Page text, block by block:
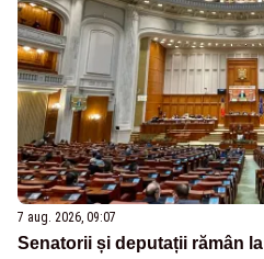
7 aug. 2026, 09:07
Senatorii și deputații rămân